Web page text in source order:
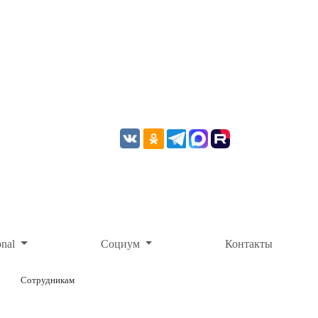
Социум Контакты
Сотрудникам